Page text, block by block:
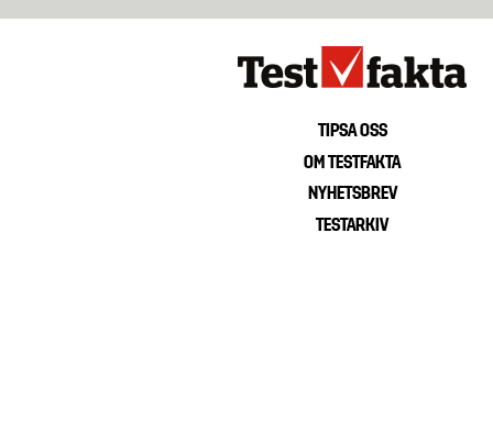
TIPSA OSS
OM TESTFAKTA
NYHETSBREV
TESTARKIV